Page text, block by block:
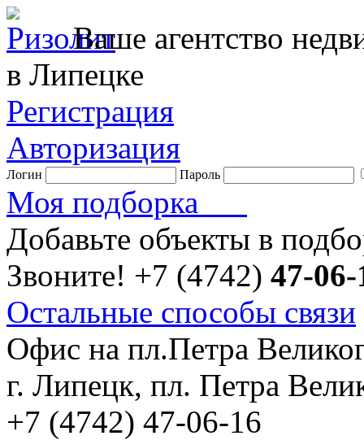
Ваше агентство
в Липецке
Регистрация
Авторизация
Логин Пароль
Моя подборка
Добавьте объекты в
Звоните! +7 (4742) 47-06-
Остальные способы связи
Офис на пл.Петра
г. Липецк, пл. Петра
+7 (4742) 47-06-16